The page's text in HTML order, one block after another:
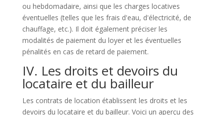
ou hebdomadaire, ainsi que les charges locatives
éventuelles (telles que les frais d'eau, d'électricité, de
chauffage, etc.). Il doit également préciser les
modalités de paiement du loyer et les éventuelles
pénalités en cas de retard de paiement.
IV. Les droits et devoirs du
locataire et du bailleur
Les contrats de location établissent les droits et les
devoirs du locataire et du bailleur. Voici un aperçu des